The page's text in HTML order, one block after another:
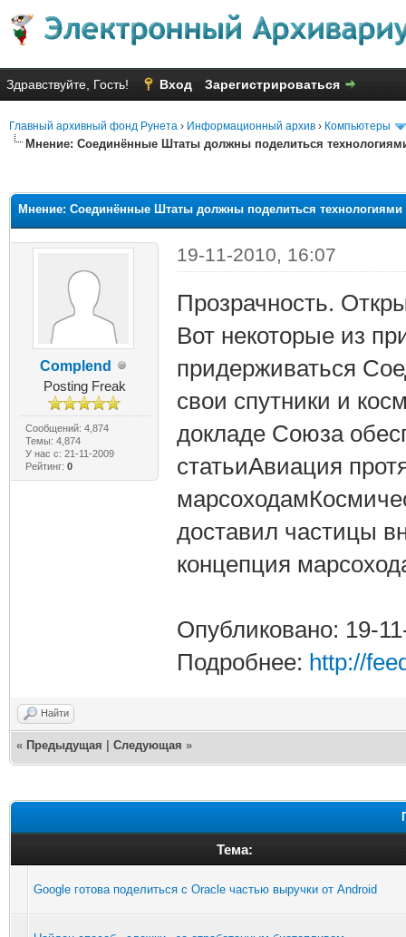
Здравствуйте, Гость! Вход Зарегистрироваться
Главный архивный фонд Рунета › Информационный архив › Компьютеры
Мнение: Соединённые Штаты должны поделиться
Мнение: Соединённые Штаты должны поделиться технологиями
Complend
Posting Freak
Сообщений: 4,874
Темы: 4,874
У нас с: 21-11-2009
Рейтинг: 0
19-11-2010, 16:07
Прозрачность.
Вот некоторые из
придерживаться
свои спутники и
докладе Союза
статьиАвиация
доставил частицы
концепция
Опубликовано: 19-
Подробнее: http://
Найти
« Предыдущая Следующая »
Тема:
Google готова поделиться с Oracle частью выручки от Android